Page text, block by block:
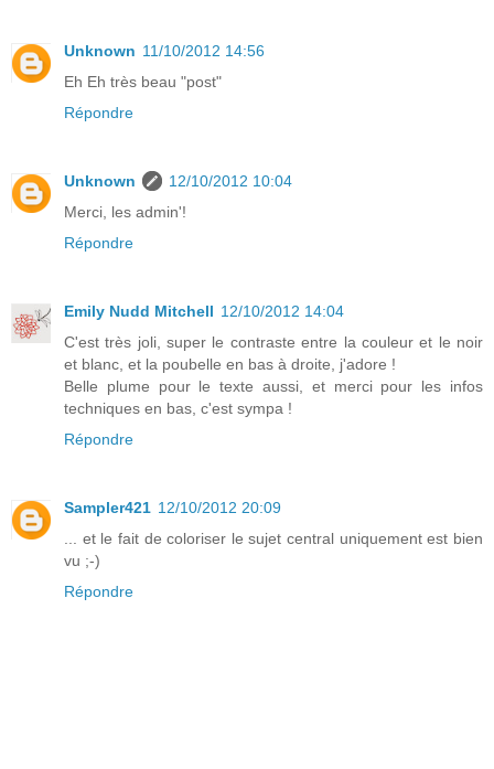
Unknown 11/10/2012 14:56
Eh Eh très beau "post"
Répondre
Unknown
12/10/2012 10:04
Merci, les admin'!
Répondre
Emily Nudd Mitchell 12/10/2012 14:04
C'est très joli, super le contraste entre la couleur et le noir
et blanc, et la poubelle en bas à droite, j'adore !
Belle plume pour le texte aussi, et merci pour les infos
techniques en bas, c'est sympa !
Répondre
Sampler421 12/10/2012 20:09
... et le fait de coloriser le sujet central uniquement est bien
vu ;-)
Répondre